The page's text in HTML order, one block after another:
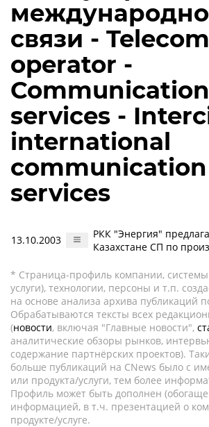
связи - Telecom
operator -
Communication
services -
international
communication
services
13.10.2003
РКК "Энергия"
Казахстане СП по
* Страница-профиль компании, системы
услуги), технологии, персоны и т.п.
на основе анализа архива публикаций
Обрабатываются тексты всех
(новости, включая "Главные новости",
аналитические обзоры рынков,
содержание партнёрских проектов).
больше публикаций на CNews было с
или продукта/услуги, тем более
Профиль может быть дополнен
информацией, в т.ч. презентацией о
продукте/услуге.